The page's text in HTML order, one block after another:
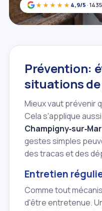
★★★★★ 4,9/5 ·
Prévention:
situations
Mieux vaut prévenir
Cela s'applique aussi
gestes simples
des tracas et des
Entretien
Comme tout
d'être entretenue.